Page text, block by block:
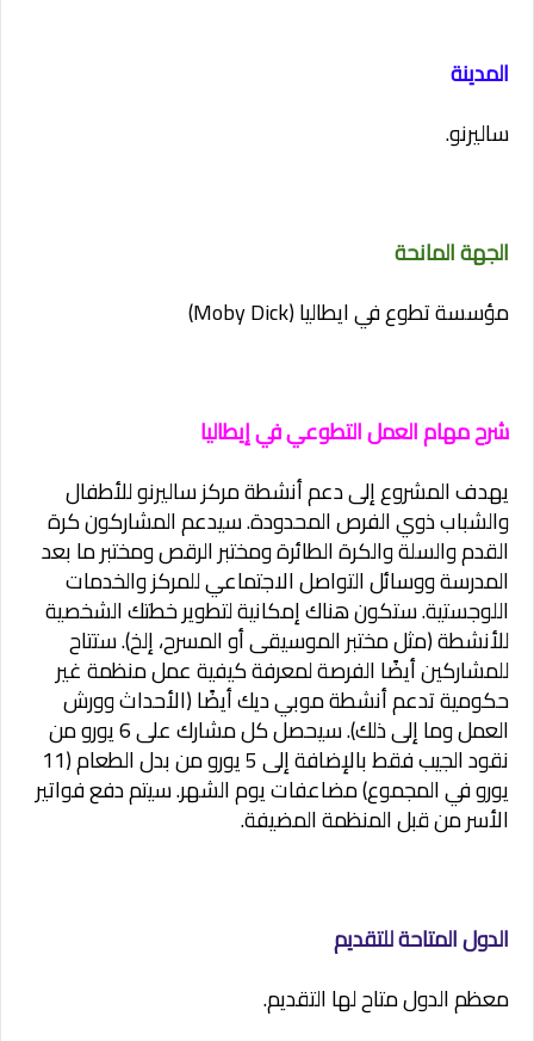
المدينة
ساليرنو.
الجهة المانحة
مؤسسة تطوع في ايطاليا (Moby Dick)
شرح مهام العمل التطوعي في إيطاليا
يهدف المشروع إلى دعم أنشطة مركز ساليرنو للأطفال
والشباب ذوي الفرص المحدودة. سيدعم المشاركون كرة
القدم والسلة والكرة الطائرة ومختبر الرقص ومختبر ما بعد
المدرسة ووسائل التواصل الاجتماعي للمركز والخدمات
اللوجستية. ستكون هناك إمكانية لتطوير خطتك الشخصية
للأنشطة (مثل مختبر الموسيقى أو المسرح، إلخ). ستتاح
للمشاركين أيضًا الفرصة لمعرفة كيفية عمل منظمة غير
حكومية تدعم أنشطة موبي ديك أيضًا (الأحداث وورش
العمل وما إلى ذلك). سيحصل كل مشارك على 6 يورو من
نقود الجيب فقط بالإضافة إلى 5 يورو من بدل الطعام (11
يورو في المجموع) مضاعفات يوم الشهر. سيتم دفع فواتير
الأسر من قبل المنظمة المضيفة.
الدول المتاحة للتقديم
معظم الدول متاح لها التقديم.